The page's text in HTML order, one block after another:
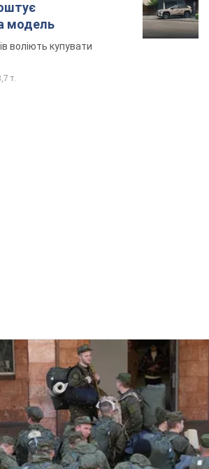
у FT розкрили, скільки осіб
на війну проти України до
вербування супроводжується
дезертирства